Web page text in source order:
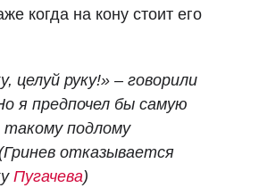
когда на кону стоит его
целуй руку!» – говорили
я предпочел бы самую
подлому
отказывается
Пугачева)